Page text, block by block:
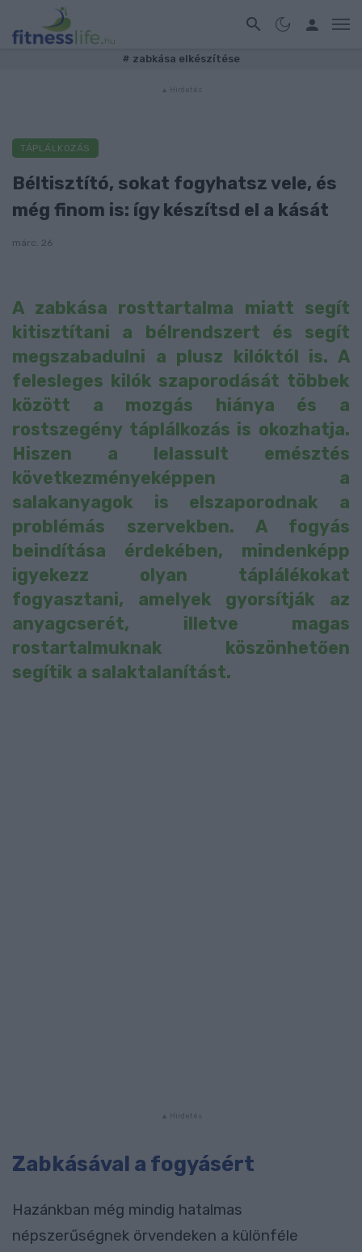
# zabkása elkészítése
TÁPLÁLKOZÁS
Béltisztító, sokat fogyhatsz vele, és
még finom is: így készítsd el a kását
márc. 26
A zabkása rosttartalma miatt segít
kitisztítani a bélrendszert és segít
megszabadulni a plusz kilóktól is. A
felesleges kilók szaporodását többek
között a mozgás hiánya és a
rostszegény táplálkozás is okozhatja.
Hiszen a lelassult emésztés
következményeképpen a
salakanyagok is elszaporodnak a
problémás szervekben. A fogyás
beindítása érdekében, mindenképp
igyekezz olyan táplálékokat
fogyasztani, amelyek gyorsítják az
anyagcserét, illetve magas
rostartalmuknak köszönhetően
segítik a salaktalanítást.
Zabkásával a fogyásért
Hazánkban még mindig hatalmas
népszerűségnek örvendeken a különféle